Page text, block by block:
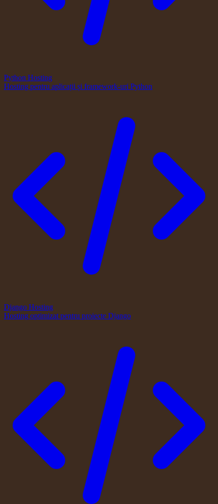
Python Hosting
Hosting pentru aplicații și framework-uri Python
Django Hosting
Hosting optimizat pentru proiecte Django